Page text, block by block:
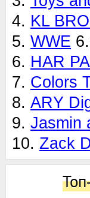
4. KL
5. WWE
6. HAR
7. Colors
8. ARY
9. Jasmin
10. Zack